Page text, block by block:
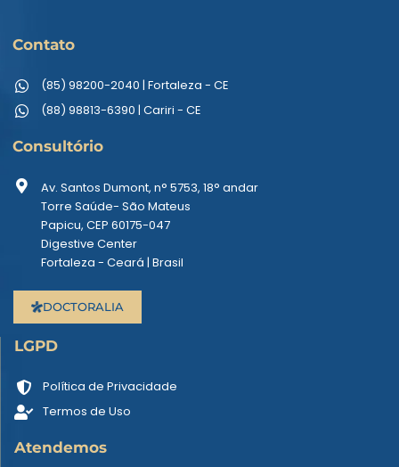
Contato
(85) 98200-2040 | Fortaleza - CE
(88) 98813-6390 | Cariri - CE
Consultório
Av. Santos Dumont, n° 5753, 18° andar
Torre Saúde- São Mateus
Papicu, CEP 60175-047
Digestive Center
Fortaleza - Ceará | Brasil
DOCTORALIA
LGPD
Política de Privacidade
Termos de Uso
Atendemos